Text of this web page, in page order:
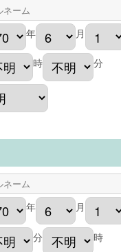
年 月
時 分
年 月
分 時